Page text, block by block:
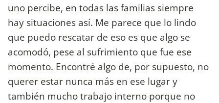
uno percibe, en todas las familias siempre
hay situaciones así. Me parece que lo lindo
que puedo rescatar de eso es que algo se
acomodó, pese al sufrimiento que fue ese
momento. Encontré algo de, por supuesto, no
querer estar nunca más en ese lugar y
también mucho trabajo interno porque no